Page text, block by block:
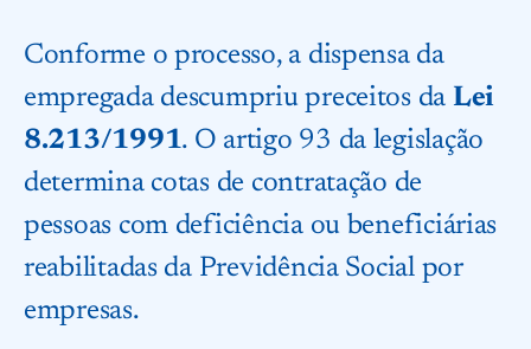
Conforme o processo, a dispensa da
empregada descumpriu preceitos da Lei
8.213/1991. O artigo 93 da legislação
determina cotas de contratação de
pessoas com deficiência ou beneficiárias
reabilitadas da Previdência Social por
empresas.